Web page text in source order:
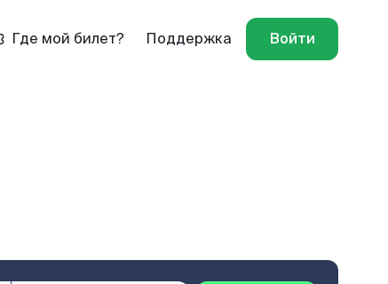
Где мой билет? Поддержка Войти